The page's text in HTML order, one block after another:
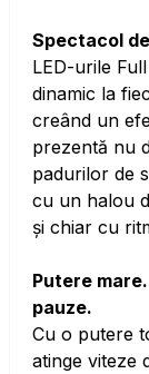
Spectacol
LED-urile
dinamic la
creând un
prezentă nu
padurilor de
cu un halou
și chiar cu
Putere
pauze.
Cu o putere
atinge viteze